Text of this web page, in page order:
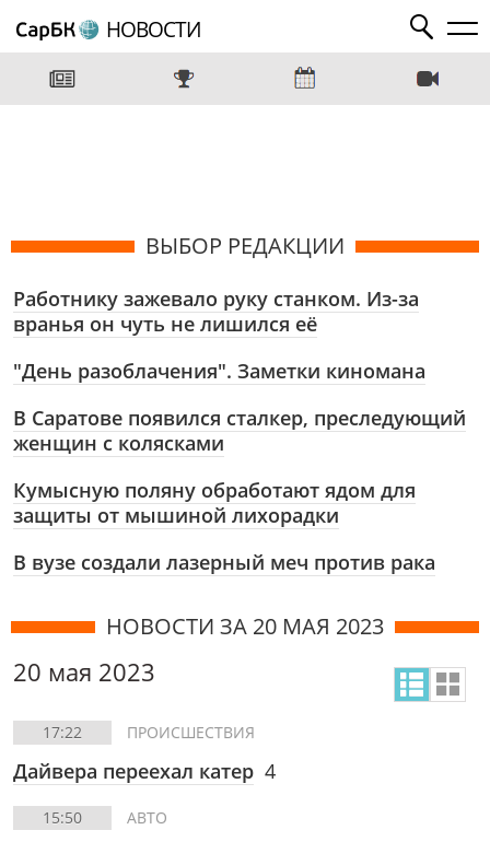
НОВОСТИ
ВЫБОР РЕДАКЦИИ
Работнику зажевало руку станком. Из-за
вранья он чуть не лишился её
"День разоблачения". Заметки киномана
В Саратове появился сталкер, преследующий
женщин с колясками
Кумысную поляну обработают ядом для
защиты от мышиной лихорадки
В вузе создали лазерный меч против рака
НОВОСТИ ЗА 20 МАЯ 2023
20 мая 2023
17:22 ПРОИСШЕСТВИЯ
Дайвера переехал катер 4
15:50 АВТО